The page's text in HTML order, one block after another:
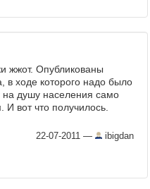
жжот. Опубликованы
в ходе которого надо было
на душу населения само
вот что получилось.
22-07-2011 — ibigdan